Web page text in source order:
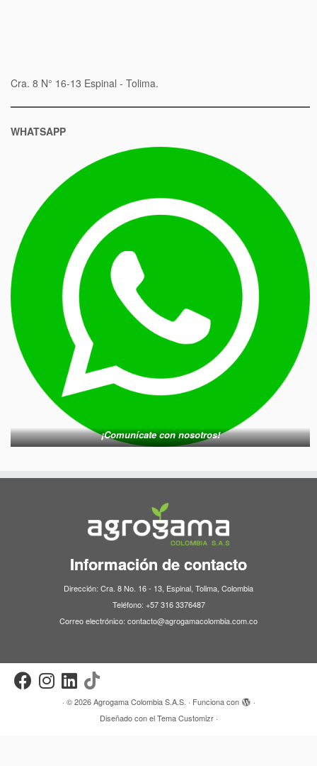
Cra. 8 N° 16-13 Espinal - Tolima.
WHATSAPP
¡Comunícate con nosotros!
Información de contacto
Dirección: Cra. 8 No. 16 - 13, Espinal, Tolima, Colombia
Teléfono: +57 316 3376487
Correo electrónico: contacto@agrogamacolombia.com.co
· © 2026 Agrogama Colombia S.A.S. · Funciona con
·
Diseñado con elTema Customizr·